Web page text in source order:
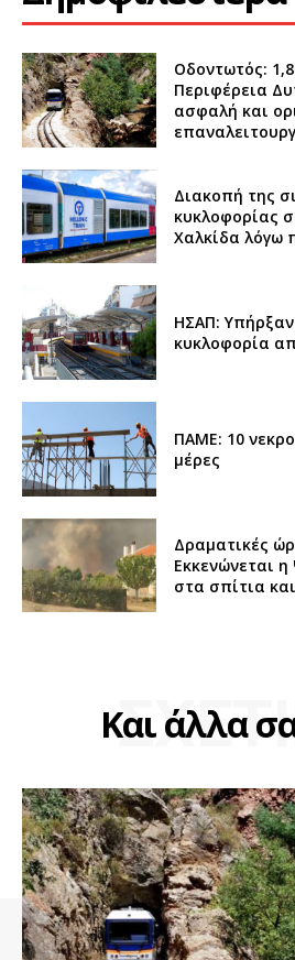
Οδοντωτός:
Περιφέρεια
ασφαλή και
Διακοπή της
κυκλοφορίας
Χαλκίδα λόγω
ΗΣΑΠ:
κυκλοφορία
ΠΑΜΕ: 10
μέρες
Δραματικές
Εκκενώνεται
στα σπίτια
Και άλλα